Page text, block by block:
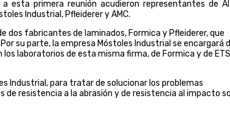
esta primera reunión acudieron representantes de
Industrial, Pfleiderer y AMC.
dos fabricantes de laminados, Formica y Pfleiderer, que
su parte, la empresa Móstoles Industrial se encargará
laboratorios de esta misma firma, de Formica y de
Industrial, para tratar de solucionar los problemas
de resistencia a la abrasión y de resistencia al impacto